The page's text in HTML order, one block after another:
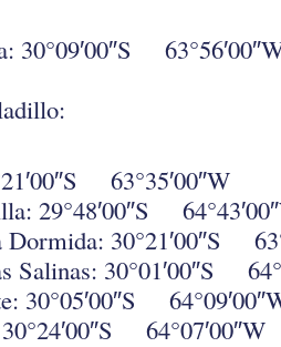
30°09′00″S
63°35′00″W
29°48′00″S
Dormida: 30°21′00″S
Salinas: 30°01′00″S
30°05′00″S
64°07′00″W